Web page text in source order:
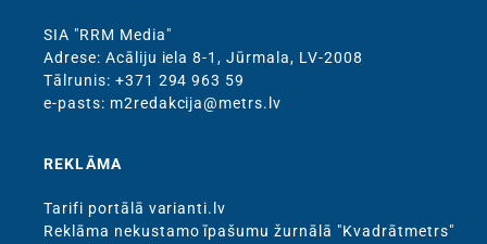
SIA "RRM Media"
Adrese: Acāliju iela 8-1, Jūrmala, LV-2008
Тālrunis: +371 294 963 59
e-pasts: m2redakcija@metrs.lv
REKLĀMA
Tarifi portālā varianti.lv
Reklāma nekustamo īpašumu žurnālā "Kvadrātmetrs"